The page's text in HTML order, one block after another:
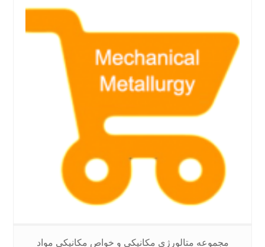
مجموعه متالورژی مکانیکی و خواص مکانیکی مواد